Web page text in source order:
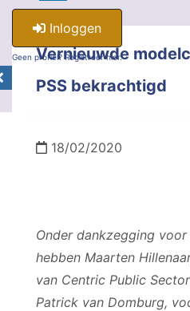
Inloggen
Geen profiel? Registreer hier.
Vernieuwde
PSS bekrachtigd
18/02/2020
Onder dankzegging
hebben Maarten
van Centric Public
Patrick van Domburg,